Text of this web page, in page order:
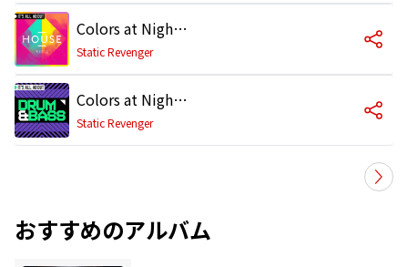
Colors at Night (feat. Kay) [Deep Dub]
Static Revenger
Colors at Night (feat. Kay) [Roniks Mix]
Static Revenger
おすすめのアルバム